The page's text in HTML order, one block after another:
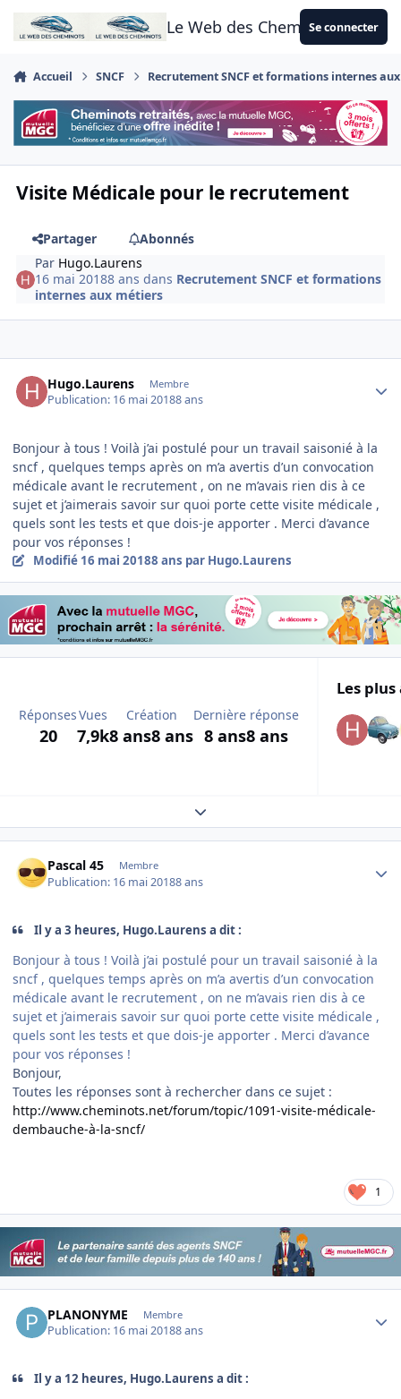
Aller au contenu
Le Web des CheminotsSe connecter
Accueil SNCF Recrutement SNCF et formations internes
Visite Médicale pour le recrutement
Partager
Abonnés
Par Hugo.Laurens
16 mai 20188 ans dans Recrutement SNCF et formations
internes aux métiers
Hugo.Laurens Membre
Publication: 16 mai 20188 ans
Bonjour à tous ! Voilà j’ai postulé pour un travail saisonié à la
sncf , quelques temps après on m’a avertis d’un convocation
médicale avant le recrutement , on ne m’avais rien dis à ce
sujet et j’aimerais savoir sur quoi porte cette visite médicale ,
quels sont les tests et que dois-je apporter . Merci d’avance
pour vos réponses !
Modifié 16 mai 20188 ans par Hugo.Laurens
Réponses
20
Vues
7,9k
Création
8 ans8 ans
Dernière réponse
8 ans8 ans
Les
Expand topic overview
Pascal 45 Membre
Publication: 16 mai 20188 ans
Il y a 3 heures, Hugo.Laurens a dit :
Bonjour à tous ! Voilà j’ai postulé pour un travail saisonié à la
sncf , quelques temps après on m’a avertis d’un convocation
médicale avant le recrutement , on ne m’avais rien dis à ce
sujet et j’aimerais savoir sur quoi porte cette visite médicale ,
quels sont les tests et que dois-je apporter . Merci d’avance
pour vos réponses !
Bonjour,
Toutes les réponses sont à rechercher dans ce sujet :
http://www.cheminots.net/forum/topic/1091-visite-médicale-
dembauche-à-la-sncf/
1
PLANONYME Membre
Publication: 16 mai 20188 ans
Il y a 12 heures, Hugo.Laurens a dit :